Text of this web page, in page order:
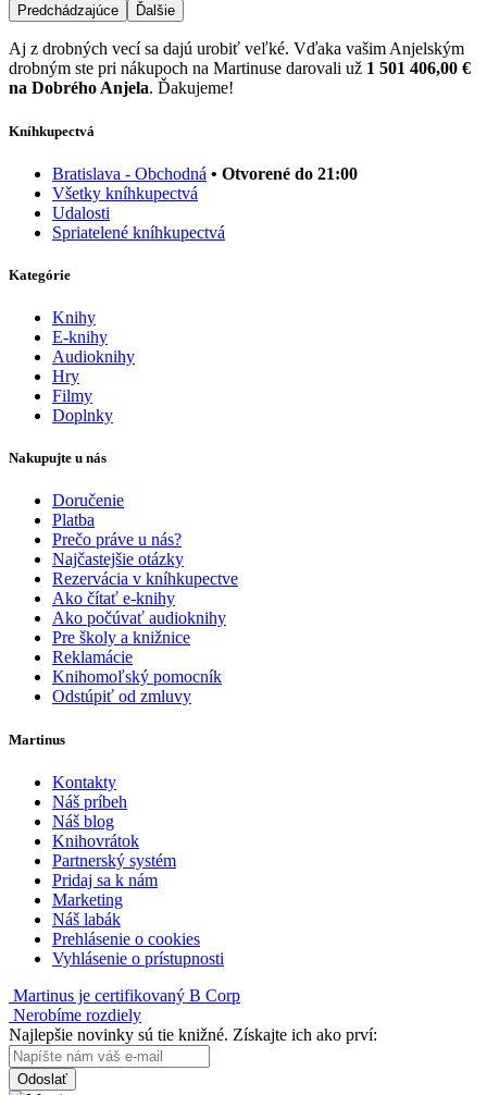
Predchádzajúce Ďalšie
Aj z drobných vecí sa dajú urobiť veľké. Vďaka vašim Anjelským
drobným ste pri nákupoch na Martinuse darovali už 1 501 406,00 €
na Dobrého Anjela. Ďakujeme!
Kníhkupectvá
Bratislava - Obchodná • Otvorené do 21:00
Všetky kníhkupectvá
Udalosti
Spriatelené kníhkupectvá
Kategórie
Knihy
E-knihy
Audioknihy
Hry
Filmy
Doplnky
Nakupujte u nás
Doručenie
Platba
Prečo práve u nás?
Najčastejšie otázky
Rezervácia v kníhkupectve
Ako čítať e-knihy
Ako počúvať audioknihy
Pre školy a knižnice
Reklamácie
Knihomoľský pomocník
Odstúpiť od zmluvy
Martinus
Kontakty
Náš príbeh
Náš blog
Knihovrátok
Partnerský systém
Pridaj sa k nám
Marketing
Náš labák
Prehlásenie o cookies
Vyhlásenie o prístupnosti
Martinus je certifikovaný B Corp
Nerobíme rozdiely
Najlepšie novinky sú tie knižné. Získajte ich ako prví:
Odoslať